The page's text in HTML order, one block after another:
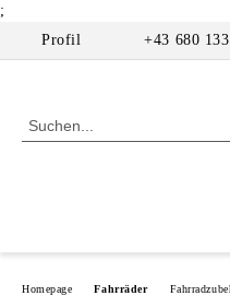
;
Profil
+43 680
Homepage Fahrräder